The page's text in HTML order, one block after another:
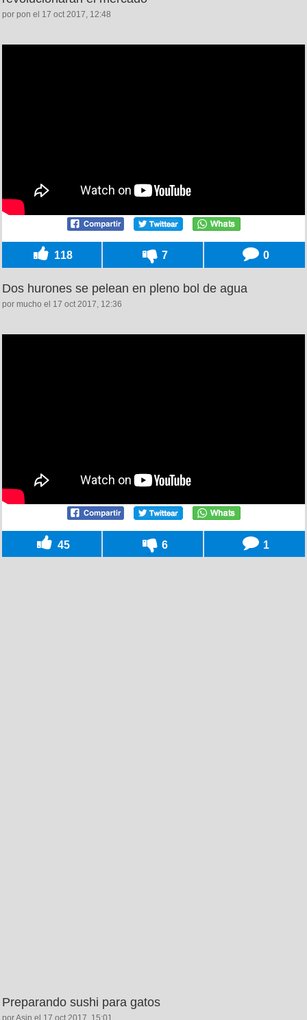
por pon el 17 oct 2017, 12:48
118 7 0
Dos hurones se pelean en pleno bol de agua
por mucho el 17 oct 2017, 12:36
45 6 1
Preparando sushi para gatos